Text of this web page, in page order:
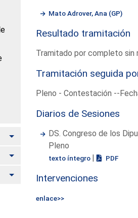
Alternar
Alternar
Alternar
Mato Adrover, Ana (GP)
Resultado tramitación
Tramitado por completo sin
Tramitación seguida
Pleno - Contestación --
Diarios de Sesiones
DS. Congreso de los
Pleno
texto íntegro | PDF
Intervenciones
enlace>>